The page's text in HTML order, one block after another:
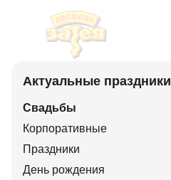
Актуальные праздники
Свадьбы
Корпоративные
Праздники
День рождения